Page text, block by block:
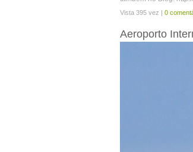
Vista 395 vez | 0
Aeroporto